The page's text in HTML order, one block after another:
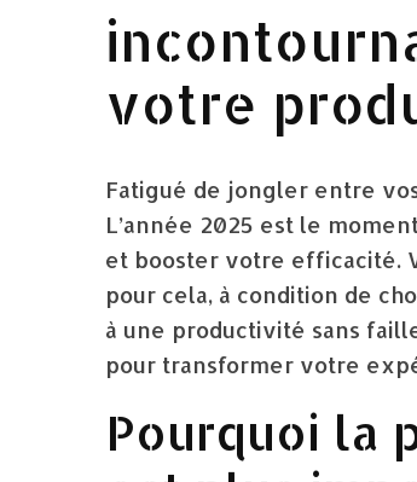
votre
Fatigué de jongler entre
L’année 2025 est le
et booster votre efficacité.
pour cela, à condition de
à une productivité sans
pour transformer votre
Pourquoi la